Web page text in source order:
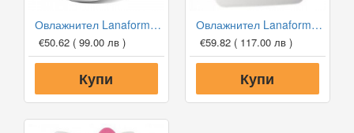
Овлажнител Lanaform Dobra
€50.62 ( 99.00 лв )
Купи
Овлажнител Lanaform Breva
€59.82 ( 117.00 лв )
Купи